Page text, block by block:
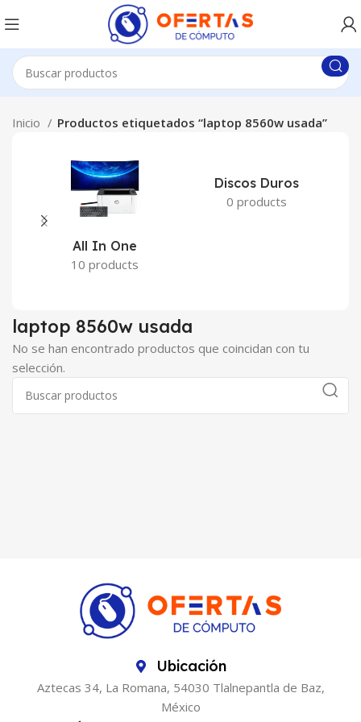
Inicio Productos etiquetados “laptop 8560w usada”
All In One
10 products
Discos Duros
0 products
laptop 8560w usada
No se han encontrado productos que coincidan con tu
selección.
Ubicación
Aztecas 34, La Romana, 54030 Tlalnepantla de Baz,
México